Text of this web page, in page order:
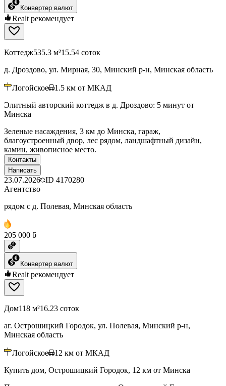
Конвертер валют
Realt рекомендует
Коттедж535.3 м²15.54 соток
д. Дроздово, ул. Мирная, 30, Минский р-н, Минская область
Логойское 1.5 км от МКАД
Элитный авторский коттедж в д. Дроздово: 5 минут от
Минска
Зеленые насаждения, 3 км до Минска, гараж,
благоустроенный двор, лес рядом, ландшафтный дизайн,
камин, живописное место.
Контакты
Написать
23.07.2026 ID 4170280
Агентство
рядом с д. Полевая, Минская область
205 000 ƃ
Конвертер валют
Realt рекомендует
Дом118 м²16.23 соток
аг. Острошицкий Городок, ул. Полевая, Минский р-н,
Минская область
Логойское 12 км от МКАД
Купить дом, Острошицкий Городок, 12 км от Минска